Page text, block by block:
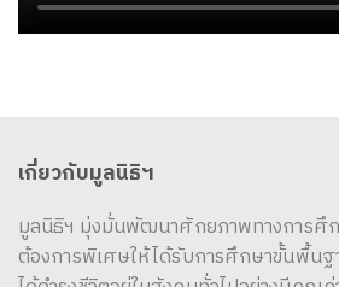
เกี่ยวกับมูลนิธิฯ
มูลนิธิฯ มุ่งมั่นพัฒนาศักยภาพทางการศึ
ต้องการพิเศษให้ได้รับการศึกษาขั้นพื้นฐ